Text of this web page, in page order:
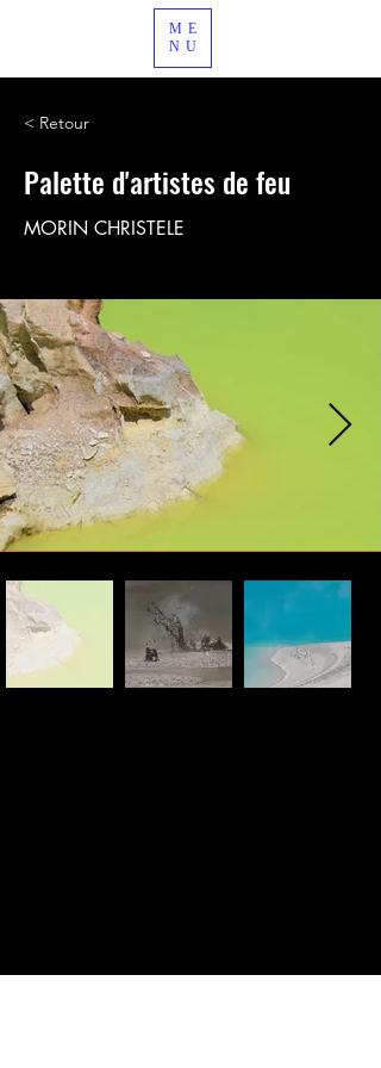
ME
NU
< Retour
Palette d'artistes de feu
MORIN CHRISTELE